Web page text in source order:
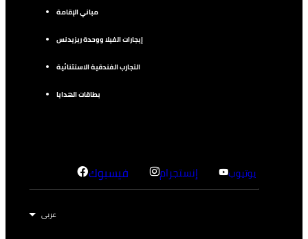
مباني الإقامة
إيجارات الفيلا ووحدة ريزيدنس
التجارب الفندقية الاستثنائية
بطاقات الهدايا
فيسبوك إنستجرام يوتيوب